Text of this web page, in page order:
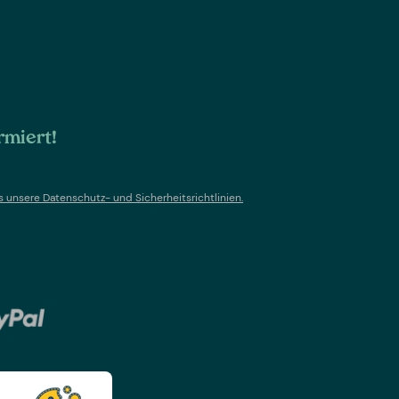
unsere Datenschutz- und Sicherheitsrichtlinien.